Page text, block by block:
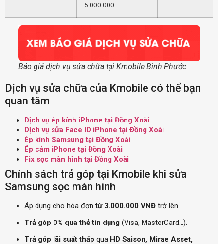
5.000.000
Báo giá dịch vụ sửa chữa tại Kmobile Bình Phước
Dịch vụ sửa chữa của Kmobile có thể bạn
quan tâm
Dịch vụ ép kính iPhone tại Đồng Xoài
Dịch vụ sửa Face ID iPhone tại Đồng Xoài
Ép kính Samsung tại Đồng Xoài
Ép cảm iPhone tại Đồng Xoài
Fix sọc màn hình tại Đồng Xoài
Chính sách trả góp tại Kmobile khi sửa
Samsung sọc màn hình
Áp dụng cho hóa đơntừ 3.000.000 VNĐ trở lên.
Trả góp 0% qua thẻ tín dụng (Visa, MasterCard…).
Trả góp lãi suất thấp qua HD Saison, Mirae Asset,